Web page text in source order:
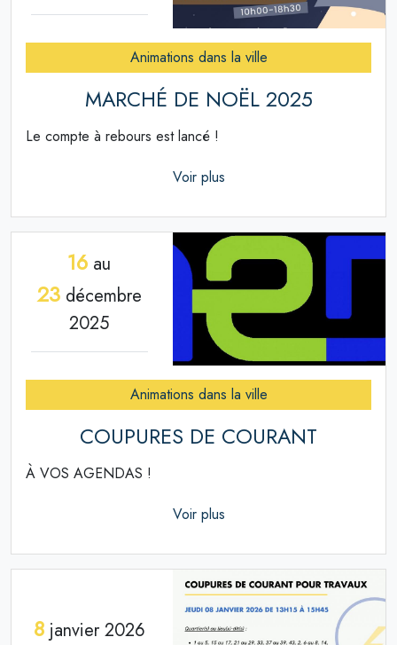
Animations dans la ville
MARCHÉ DE NOËL 2025
Le compte à rebours est lancé !
Voir plus
16 au
23décembre
2025
Animations dans la ville
COUPURES DE COURANT
À VOS AGENDAS !
Voir plus
8janvier 2026